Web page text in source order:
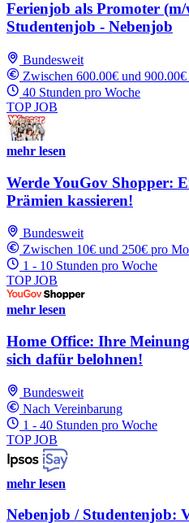
Ferienjob als Promoter
Studentenjob - Nebenjob
Bundesweit
Zwischen 600.00€ und
40 Stunden pro Woche
TOP JOB
mehr lesen
Werde YouGov Shopper:
Prämien kassieren!
Bundesweit
Zwischen 10€ und 250€ pro
1 - 10 Stunden pro Woche
TOP JOB
mehr lesen
Home Office: Ihre
sich dafür belohnen!
Bundesweit
Nach Vereinbarung
1 - 40 Stunden pro Woche
TOP JOB
mehr lesen
Nebenjob / Studentenjob: